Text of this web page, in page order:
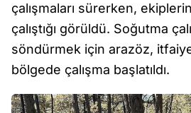
çalışmaları sürerken,
çalıştığı görüldü. Soğutma
söndürmek için arazöz,
bölgede çalışma başlatıldı.